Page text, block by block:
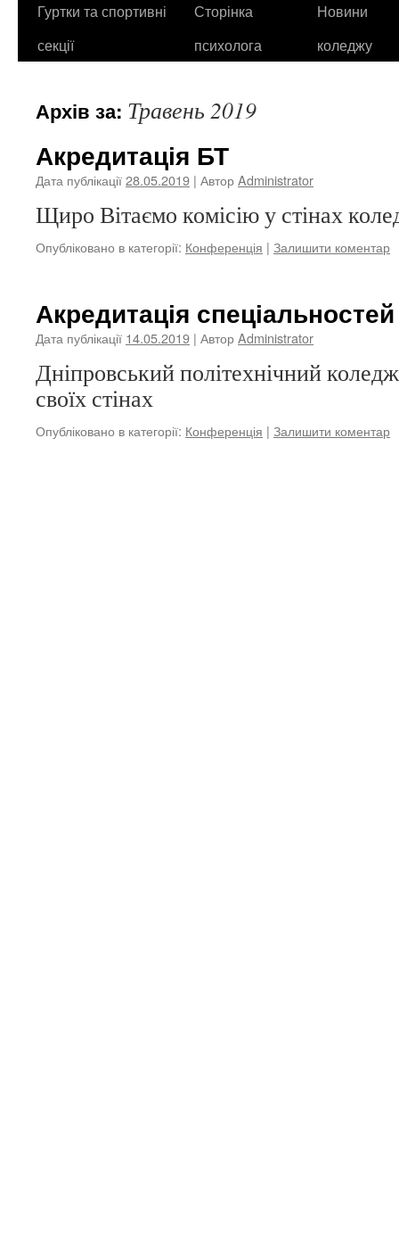
Гуртки та спортивні
секції
Сторінка
психолога
Новини
коледжу
Архів за: Травень 2019
Акредитація БТ
Дата публікації28.05.2019 | АвторAdministrator
Щиро Вітаємо комісію у стінах
Опубліковано в категорії: Конференція | Залишити коментар
Акредитація спеціальностей
Дата публікації 14.05.2019 | АвторAdministrator
Дніпровський політехнічний
своїх стінах
Опубліковано в категорії: Конференція | Залишити коментар